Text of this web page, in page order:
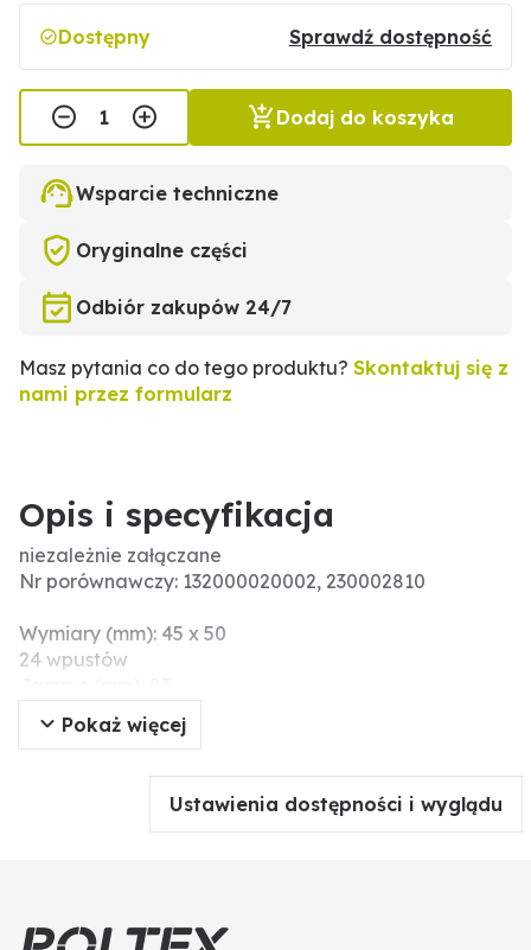
Dostępny Sprawdź dostępność
Dodaj do koszyka
Wsparcie techniczne
Oryginalne części
Odbiór zakupów 24/7
Masz pytania co do tego produktu? Skontaktuj się z
nami przez formularz
Opis i specyfikacja
niezależnie załączane
Nr porównawczy: 132000020002, 230002810
Wymiary (mm): 45 x 50
24 wpustów
Wymiar koła zamachowego (mm): 2 (erhöht)
Informacje dodatkowe: MADE IN GERMANY
Pokaż więcej
Ustawienia dostępności i wyglądu